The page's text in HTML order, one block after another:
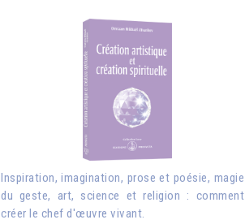
Inspiration, imagination, prose et poésie, magie
du geste, art, science et religion : comment
créer le chef d'œuvre vivant.